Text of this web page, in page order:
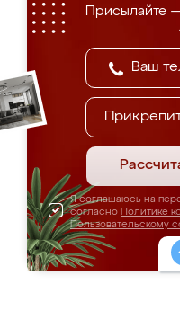
Присылайте
Я соглашаюсь на
согласно Политике
Пользовательскому